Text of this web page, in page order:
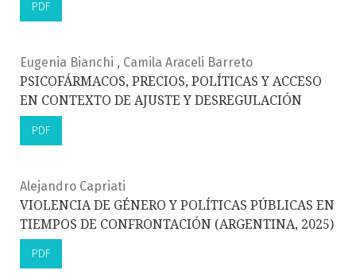
PDF
Eugenia Bianchi , Camila Araceli Barreto
PSICOFÁRMACOS, PRECIOS, POLÍTICAS Y ACCESO
EN CONTEXTO DE AJUSTE Y DESREGULACIÓN
PDF
Alejandro Capriati
VIOLENCIA DE GÉNERO Y POLÍTICAS PÚBLICAS EN
TIEMPOS DE CONFRONTACIÓN (ARGENTINA, 2025)
PDF